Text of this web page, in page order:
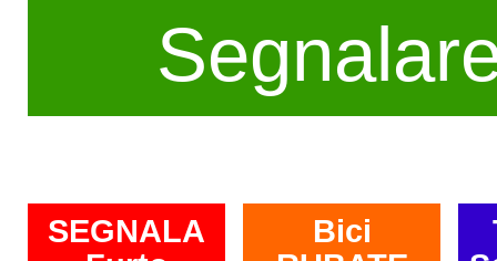
SEGNALA
Bici